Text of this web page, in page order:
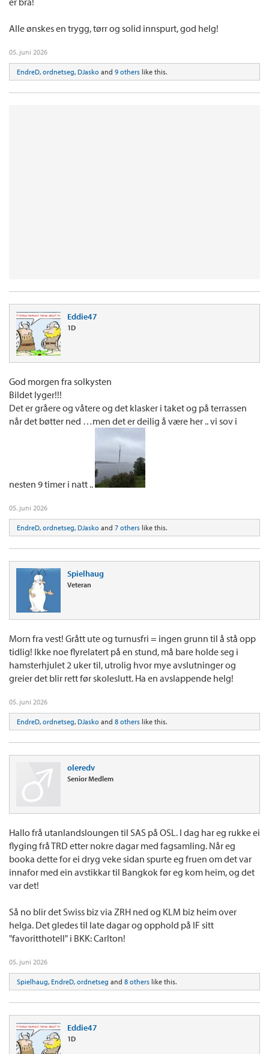
Alle ønskes en trygg, tørr og solid innspurt, god helg!
05. juni 2026
EndreD, ordnetseg, DJasko and 9 others like this.
Eddie47
1D
God morgen fra solkysten
Bildet lyger!!!
Det er gråere og våtere og det klasker i taket og på terrassen
når det bøtter ned …men det er deilig å være her .. vi sov i
nesten 9 timer i natt ..
05. juni 2026
EndreD, ordnetseg, DJasko and 7 others like this.
Spielhaug
Veteran
Morn fra vest! Grått ute og turnusfri = ingen grunn til å stå opp
tidlig! Ikke noe flyrelatert på en stund, må bare holde seg i
hamsterhjulet 2 uker til, utrolig hvor mye avslutninger og
greier det blir rett før skoleslutt. Ha en avslappende helg!
05. juni 2026
EndreD, ordnetseg, DJasko and 8 others like this.
oleredv
Senior Medlem
Hallo frå utanlandsloungen til SAS på OSL. I dag har eg rukke ei
flyging frå TRD etter nokre dagar med fagsamling. Når eg
booka dette for ei dryg veke sidan spurte eg fruen om det var
innafor med ein avstikkar til Bangkok før eg kom heim, og det
var det!
Så no blir det Swiss biz via ZRH ned og KLM biz heim over
helga. Det gledes til late dagar og opphold på IF sitt
"favoritthotell" i BKK: Carlton!
05. juni 2026
Spielhaug, EndreD, ordnetseg and 8 others like this.
Eddie47
1D